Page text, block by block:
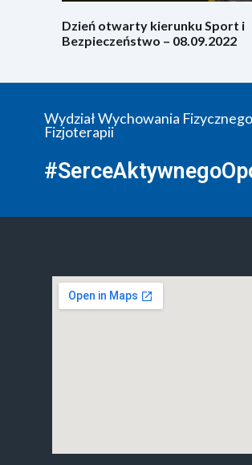
Dzień otwarty kierunku Sport i
Bezpieczeństwo – 08.09.2022
Wydział Wychowania
Fizjoterapii